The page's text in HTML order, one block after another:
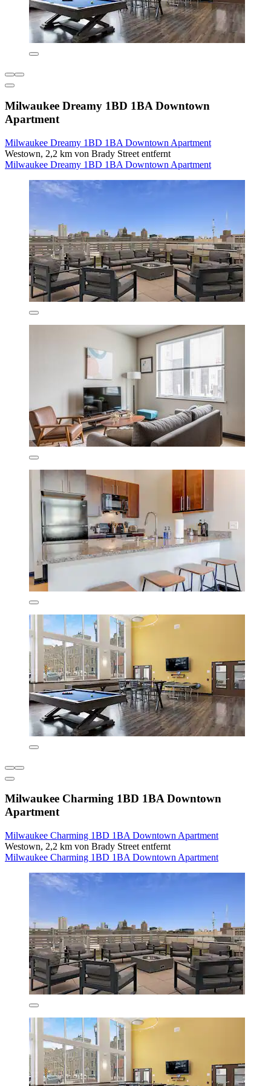
Milwaukee Dreamy 1BD 1BA Downtown
Apartment
Milwaukee Dreamy 1BD 1BA Downtown Apartment
Westown, 2,2 km von Brady Street entfernt
Milwaukee Dreamy 1BD 1BA Downtown Apartment
Milwaukee Charming 1BD 1BA Downtown
Apartment
Milwaukee Charming 1BD 1BA Downtown Apartment
Westown, 2,2 km von Brady Street entfernt
Milwaukee Charming 1BD 1BA Downtown Apartment